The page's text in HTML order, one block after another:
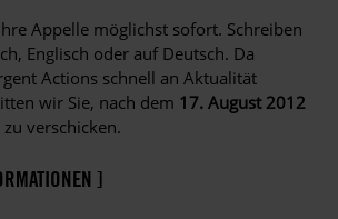
Appelle möglichst sofort. Schreiben
Englisch oder auf Deutsch. Da
Actions schnell an Aktualität
wir Sie, nach dem 17. August 2012
verschicken.
]